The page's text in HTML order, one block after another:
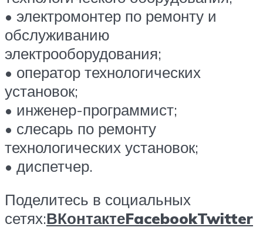
• электромонтер по ремонту и
обслуживанию
электрооборудования;
• оператор технологических
установок;
• инженер-программист;
• слесарь по ремонту
технологических установок;
• диспетчер.
Поделитесь в социальных
сетях:ВКонтактеFacebookTwitter